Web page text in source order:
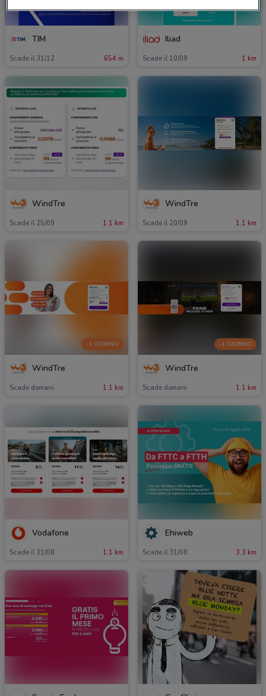
TIM
Scade il 31/12 654 m
Iliad
Scade il 10/09 1 km
WindTre
Scade il 25/09 1.1 km
WindTre
Scade il 20/09 1.1 km
-1 GIORNO
WindTre
Scade domani 1.1 km
-1 GIORNO
WindTre
Scade domani 1.1 km
Vodafone
Scade il 31/08 1.1 km
Ehiweb
Scade il 31/08 3.3 km